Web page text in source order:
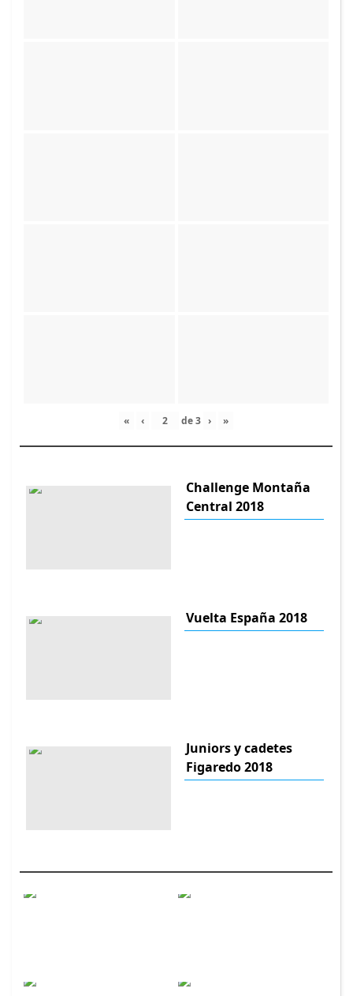
« ‹ de3 › »
Challenge Montaña
Central 2018
Vuelta España 2018
Juniors y cadetes
Figaredo 2018